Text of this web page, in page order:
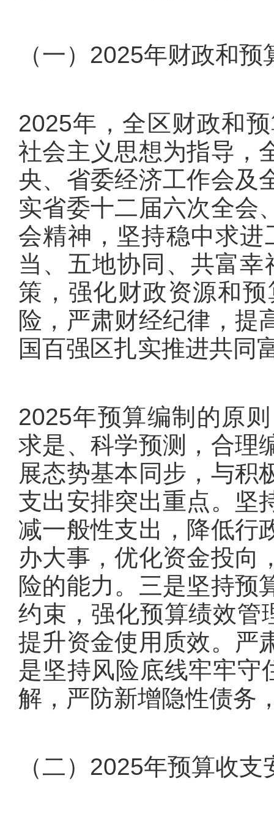
（一）2025年财政和
2025年，全区财政和
社会主义思想为指导，
央、省委经济工作会及
实省委十二届六次全会
会精神，坚持稳中求进
当、五地协同、共富
策，强化财政资源和
险，严肃财经纪律，提
国百强区扎实推进共同
2025年预算编制的原
求是、科学预测，合理
展态势基本同步，与积
支出安排突出重点。坚
减一般性支出，降低行
办大事，优化资金投向
险的能力。三是坚持预
约束，强化预算绩效管
提升资金使用质效。严
是坚持风险底线牢牢守
解，严防新增隐性债务
（二）2025年预算收支